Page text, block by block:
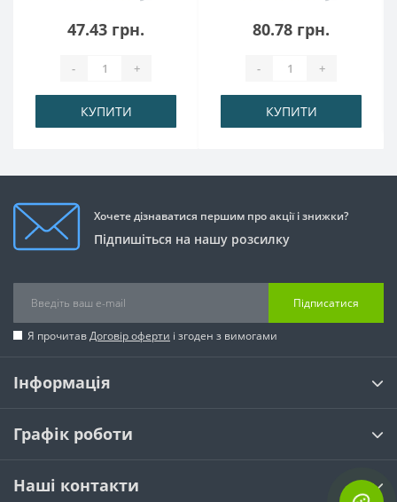
47.43 грн.
- +
КУПИТИ
80.78 грн.
- +
КУПИТИ
Хочете дізнаватися першим про акції і знижки?
Підпишіться на нашу розсилку
Підписатися
Я прочитавДоговір оферти і згоден з вимогами
Інформація
Графік роботи
Наші контакти